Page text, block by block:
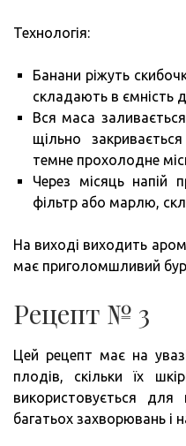
Технологія:
Банани ріжуть
складають в ємність
Вся маса
щільно
темне прохолодне
Через місяць напій
фільтр або марлю,
На виході виходить
має приголомшливий
Рецепт № 3
Цей рецепт має на
плодів, скільки їх
використовується для
багатьох захворювань і